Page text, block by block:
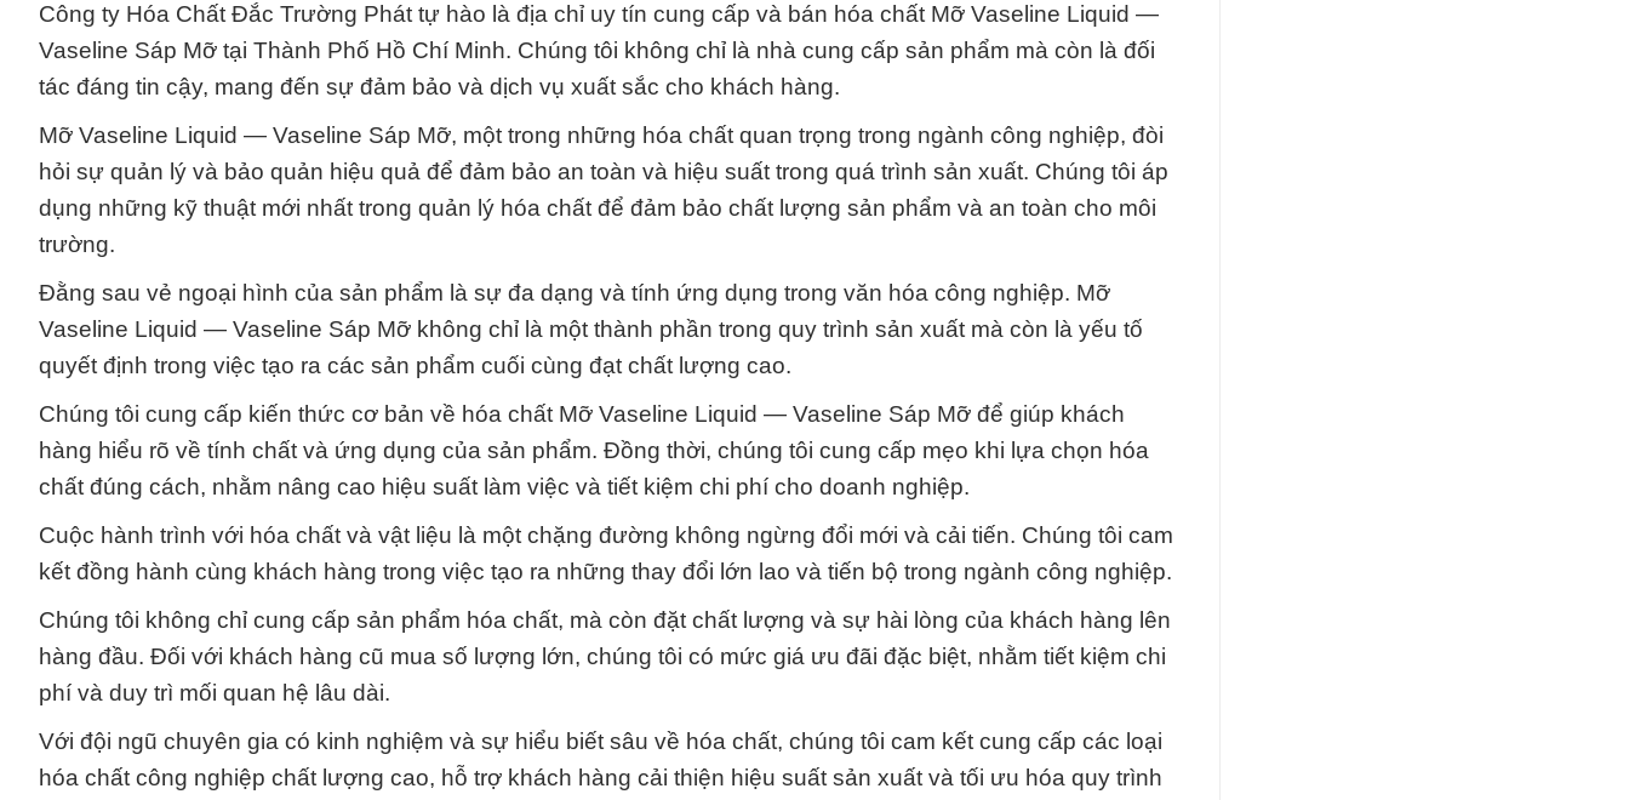
Công ty Hóa Chất Đắc Trường Phát tự hào là địa chỉ uy tín cung cấp và bán hóa chất Mỡ Vaseline Liquid —
Vaseline Sáp Mỡ tại Thành Phố Hồ Chí Minh. Chúng tôi không chỉ là nhà cung cấp sản phẩm mà còn là đối
tác đáng tin cậy, mang đến sự đảm bảo và dịch vụ xuất sắc cho khách hàng.
Mỡ Vaseline Liquid — Vaseline Sáp Mỡ, một trong những hóa chất quan trọng trong ngành công nghiệp, đòi
hỏi sự quản lý và bảo quản hiệu quả để đảm bảo an toàn và hiệu suất trong quá trình sản xuất. Chúng tôi áp
dụng những kỹ thuật mới nhất trong quản lý hóa chất để đảm bảo chất lượng sản phẩm và an toàn cho môi
trường.
Đằng sau vẻ ngoại hình của sản phẩm là sự đa dạng và tính ứng dụng trong văn hóa công nghiệp. Mỡ
Vaseline Liquid — Vaseline Sáp Mỡ không chỉ là một thành phần trong quy trình sản xuất mà còn là yếu tố
quyết định trong việc tạo ra các sản phẩm cuối cùng đạt chất lượng cao.
Chúng tôi cung cấp kiến thức cơ bản về hóa chất Mỡ Vaseline Liquid — Vaseline Sáp Mỡ để giúp khách
hàng hiểu rõ về tính chất và ứng dụng của sản phẩm. Đồng thời, chúng tôi cung cấp mẹo khi lựa chọn hóa
chất đúng cách, nhằm nâng cao hiệu suất làm việc và tiết kiệm chi phí cho doanh nghiệp.
Cuộc hành trình với hóa chất và vật liệu là một chặng đường không ngừng đổi mới và cải tiến. Chúng tôi cam
kết đồng hành cùng khách hàng trong việc tạo ra những thay đổi lớn lao và tiến bộ trong ngành công nghiệp.
Chúng tôi không chỉ cung cấp sản phẩm hóa chất, mà còn đặt chất lượng và sự hài lòng của khách hàng lên
hàng đầu. Đối với khách hàng cũ mua số lượng lớn, chúng tôi có mức giá ưu đãi đặc biệt, nhằm tiết kiệm chi
phí và duy trì mối quan hệ lâu dài.
Với đội ngũ chuyên gia có kinh nghiệm và sự hiểu biết sâu về hóa chất, chúng tôi cam kết cung cấp các loại
hóa chất công nghiệp chất lượng cao, hỗ trợ khách hàng cải thiện hiệu suất sản xuất và tối ưu hóa quy trình